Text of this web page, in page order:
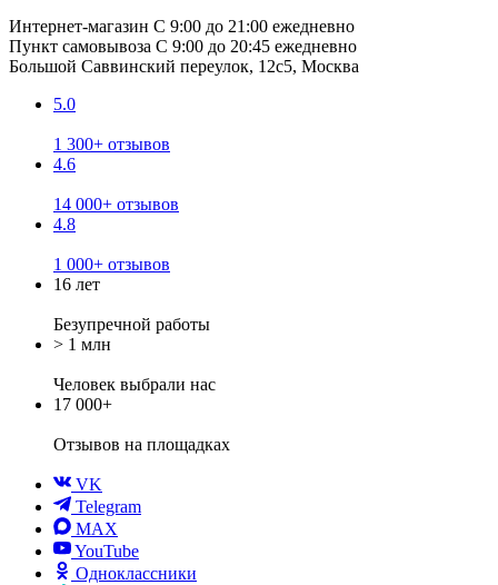
Интернет-магазин С 9:00 до 21:00 ежедневно
Пункт самовывоза С 9:00 до 20:45 ежедневно
Большой Саввинский переулок, 12с5, Москва
5.0
1 300+ отзывов
4.6
14 000+ отзывов
4.8
1 000+ отзывов
16 лет
Безупречной работы
> 1 млн
Человек выбрали нас
17 000+
Отзывов на площадках
VK
Telegram
MAX
YouTube
Одноклассники